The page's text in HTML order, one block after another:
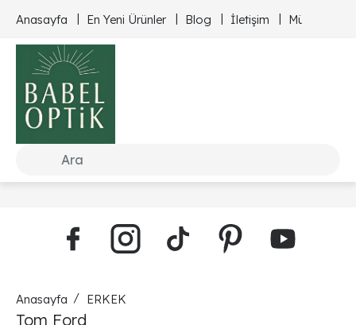
Anasayfa En Yeni Ürünler Blog İletişim Müşteri
Anasayfa ERKEK
Tom Ford